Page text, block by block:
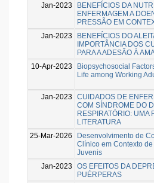
Jan-2023
BENEFÍCIOS DA
ENFERMAGEM A
PRESSÃO EM
Jan-2023
BENEFÍCIOS DO
IMPORTÂNCIA DOS
PARA A ADESÃO À
10-Apr-2023
Biopsychosocial
Life among Working
Jan-2023
CUIDADOS DE
COM SÍNDROME DO
RESPIRATÓRIO: UMA
LITERATURA
25-Mar-2026
Desenvolvimento de
Clínico em Contexto
Juvenis
Jan-2023
OS EFEITOS DA
PUÉRPERAS